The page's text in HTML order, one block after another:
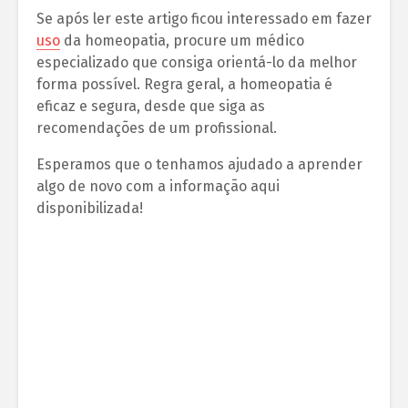
Se após ler este artigo ficou interessado em fazer
uso da homeopatia, procure um médico
especializado que consiga orientá-lo da melhor
forma possível. Regra geral, a homeopatia é
eficaz e segura, desde que siga as
recomendações de um profissional.
Esperamos que o tenhamos ajudado a aprender
algo de novo com a informação aqui
disponibilizada!